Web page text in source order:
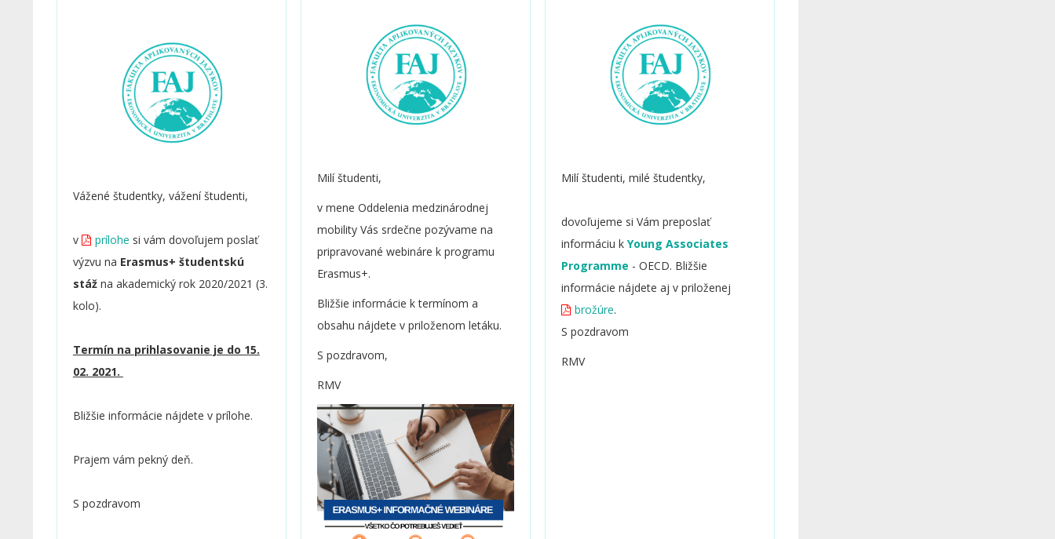
Vážené študentky, vážení študenti,
v prílohe si vám dovoľujem poslať
výzvu na Erasmus+ študentskú
stáž na akademický rok 2020/2021 (3.
kolo).
Termín na prihlasovanie je do 15.
02. 2021.
Bližšie informácie nájdete v prílohe.
Prajem vám pekný deň.
S pozdravom
Milí študenti,
v mene Oddelenia medzinárodnej
mobility Vás srdečne pozývame na
pripravované webináre k programu
Erasmus+.
Bližšie informácie k termínom a
obsahu nájdete v priloženom letáku.
S pozdravom,
RMV
Milí študenti, milé študentky,
dovoľujeme si Vám preposlať
informáciu kYoung Associates
Programme -OECD. Bližšie
informácie nájdete aj v priloženej
brožúre.
S pozdravom
RMV